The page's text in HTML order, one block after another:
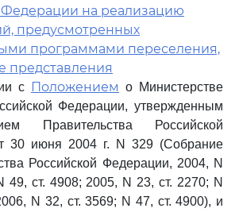
Федерации на реализацию
предусмотренных
программами переселения,
представления
с Положением о Министерстве
Федерации, утвержденным
Правительства Российской
30 июня 2004 г. N 329 (Собрание
Российской Федерации, 2004, N
49, ст. 4908; 2005, N 23, ст. 2270; N
N 32, ст. 3569; N 47, ст. 4900), и